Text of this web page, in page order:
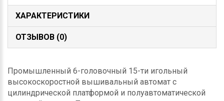
ХАРАКТЕРИСТИКИ
ОТЗЫВОВ (0)
Промышленный 6-головочный 15-ти игольный
высокоскоростной вышивальный автомат с
цилиндрической платформой и полуавтоматической